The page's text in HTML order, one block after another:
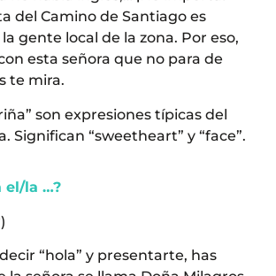
del Camino de Santiago es
gente local de la zona. Por eso,
esta señora que no para de
te mira.
son expresiones típicas del
Significan “sweetheart” y “face”.
el/la …?
“hola” y presentarte, has